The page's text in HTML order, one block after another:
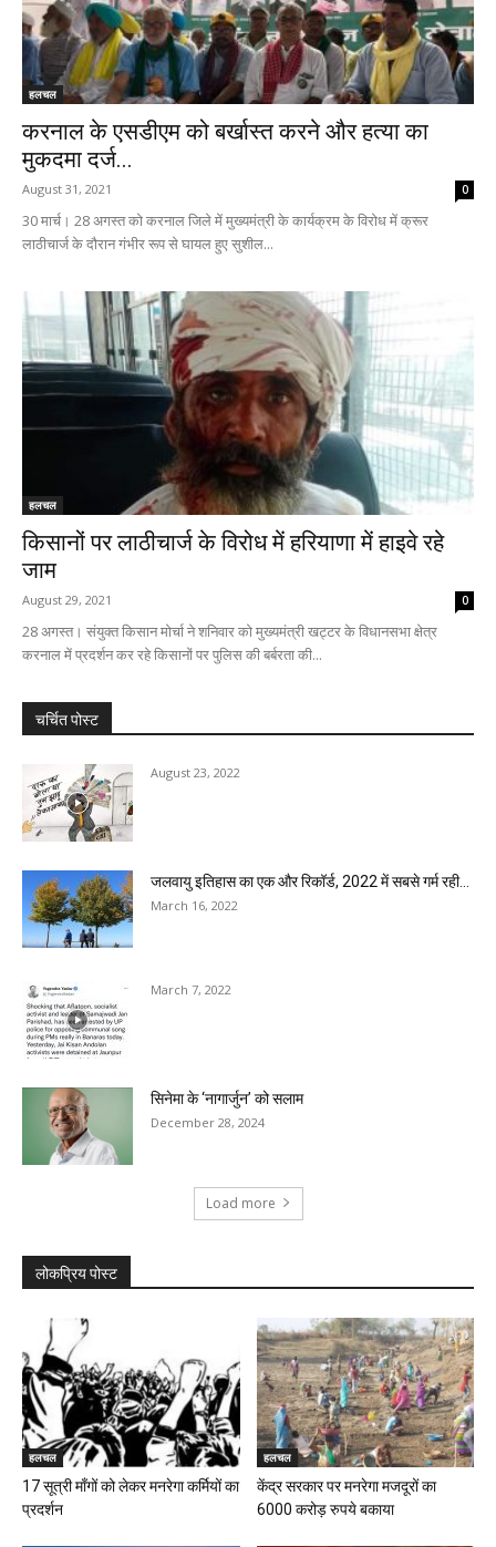
हलचल
करनाल के एसडीएम को बर्खास्त करने और हत्या का
मुकदमा दर्ज...
August 31, 2021 0
30 मार्च। 28 अगस्त को करनाल जिले में मुख्यमंत्री के कार्यक्रम के विरोध में क्रूर
लाठीचार्ज के दौरान गंभीर रूप से घायल हुए सुशील...
हलचल
किसानों पर लाठीचार्ज के विरोध में हरियाणा में हाइवे रहे
जाम
August 29, 2021 0
28 अगस्त। संयुक्त किसान मोर्चा ने शनिवार को मुख्यमंत्री खट्टर के विधानसभा क्षेत्र
करनाल में प्रदर्शन कर रहे किसानों पर पुलिस की बर्बरता की...
चर्चित पोस्ट
August 23, 2022
जलवायु इतिहास का एक और रिकॉर्ड, 2022 में सबसे गर्म रही...
March 16, 2022
March 7, 2022
सिनेमा के ‘नागार्जुन’ को सलाम
December 28, 2024
Load more
लोकप्रिय पोस्ट
हलचल
17 सूत्री माँगों को लेकर मनरेगा कर्मियों का
प्रदर्शन
हलचल
केंद्र सरकार पर मनरेगा मजदूरों का
6000 करोड़ रुपये बकाया